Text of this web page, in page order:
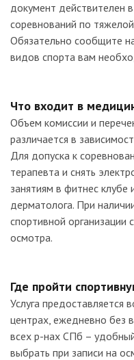
документ действителен
соревнований по
Обязательно сообщите
видов спорта вам
Что входит в
Объем комиссии и
различается в
Для допуска к
терапевта и снять
занятиям в фитнес клубе
дерматолога. При
спортивной
осмотра.
Где пройти
Услуга предоставляется
центрах, ежедневно без
всех р-нах СПб –
выбрать при записи на